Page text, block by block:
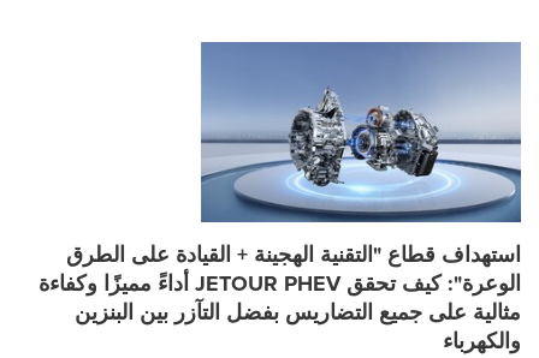
استهداف قطاع "التقنية الهجينة + القيادة على الطرق
الوعرة": كيف تحقق JETOUR PHEV أداءً مميزًا وكفاءة
مثالية على جميع التضاريس بفضل التآزر بين البنزين
والكهرباء